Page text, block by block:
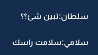
سلطان:تبين شئ؟؟
سلامي:سلامت راسك